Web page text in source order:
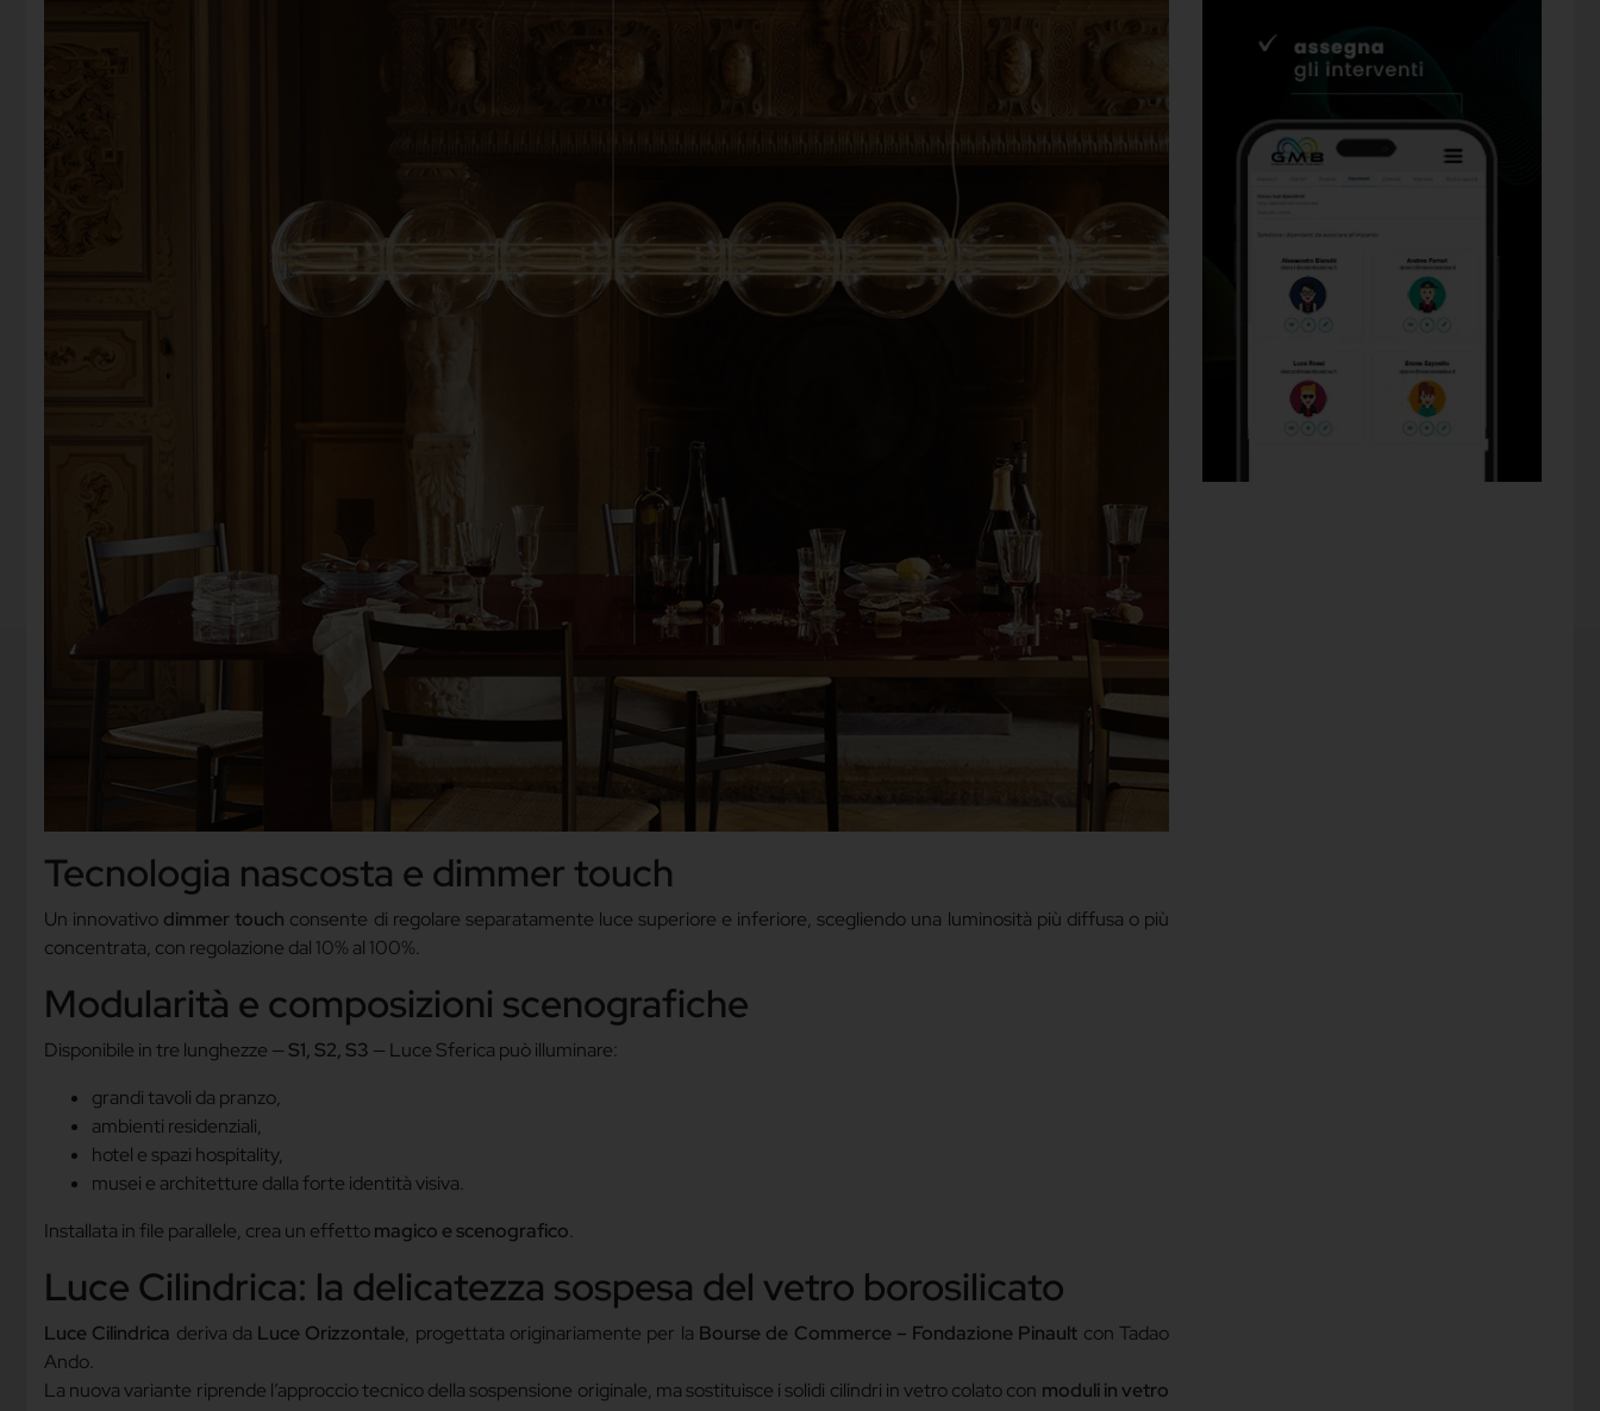
Tecnologia nascosta e dimmer touch
Un innovativo dimmer touch consente di regolare separatamente luce superiore e inferiore, scegliendo una luminosità più diffusa o più
concentrata, con regolazione dal 10% al 100%.
Modularità e composizioni scenografiche
Disponibile in tre lunghezze — S1, S2, S3 — Luce Sferica può illuminare:
grandi tavoli da pranzo,
ambienti residenziali,
hotel e spazi hospitality,
musei e architetture dalla forte identità visiva.
Installata in file parallele, crea un effettomagico e scenografico.
Luce Cilindrica: la delicatezza sospesa del vetro borosilicato
Luce Cilindrica deriva da Luce Orizzontale, progettata originariamente per la Bourse de Commerce – Fondazione Pinault con Tadao
Ando.
La nuova variante riprende l’approccio tecnico della sospensione originale, ma sostituisce i solidi cilindri in vetro colato con moduli in vetro